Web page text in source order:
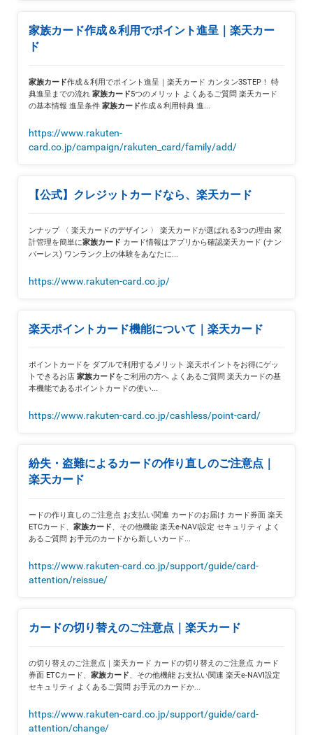
家族カード作成＆利用でポイント進呈｜楽天カー
ド
家族カード作成＆利用でポイント進呈｜楽天カード カンタン3STEP！ 特
典進呈までの流れ 家族カード5つのメリット よくあるご質問 楽天カード
の基本情報 進呈条件 家族カード作成＆利用特典 進...
https://www.rakuten-
card.co.jp/campaign/rakuten_card/family/add/
【公式】クレジットカードなら、楽天カード
ンナップ 〈 楽天カードのデザイン 〉 楽天カードが選ばれる3つの理由 家
計管理を簡単に家族カード カード情報はアプリから確認楽天カード (ナン
バーレス) ワンランク上の体験をあなたに...
https://www.rakuten-card.co.jp/
楽天ポイントカード機能について｜楽天カード
ポイントカードを ダブルで利用するメリット 楽天ポイントをお得にゲッ
トできるお店 家族カードをご利用の方へ よくあるご質問 楽天カードの基
本機能であるポイントカードの使い...
https://www.rakuten-card.co.jp/cashless/point-card/
紛失・盗難によるカードの作り直しのご注意点｜
楽天カード
ードの作り直しのご注意点 お支払い関連 カードのお届け カード券面 楽天
ETCカード、
家族カード、その他機能 楽天e-NAVI設定 セキュリティ よく
あるご質問 お手元のカードから新しいカード...
https://www.rakuten-card.co.jp/support/guide/card-
attention/reissue/
カードの切り替えのご注意点｜楽天カード
の切り替えのご注意点｜楽天カード カードの切り替えのご注意点 カード
券面 ETCカード、
家族カード、その他機能 お支払い関連 楽天e-NAVI設定
セキュリティ よくあるご質問 お手元のカードか...
https://www.rakuten-card.co.jp/support/guide/card-
attention/change/